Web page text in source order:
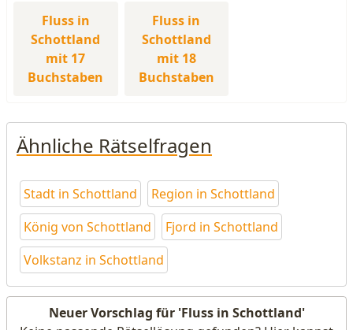
Fluss in
Schottland
mit 17
Buchstaben
Fluss in
Schottland
mit 18
Buchstaben
Ähnliche Rätselfragen
Stadt in Schottland
Region in Schottland
König von Schottland
Fjord in Schottland
Volkstanz in Schottland
Neuer Vorschlag für 'Fluss in Schottland'